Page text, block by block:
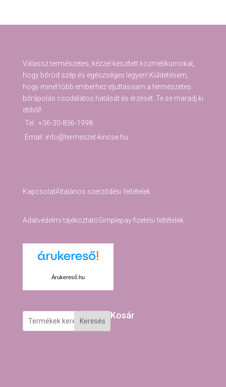
Válassz természetes, kézzel készített kozmetikumokat,
hogy bőröd szép és egészséges legyen! Küldetésem,
hogy minél több emberhez eljuttassam a természetes
bőrápolás csodálatos hatását és érzését. Te se maradj ki
ebből!
Tel.: +36-30-836-1998
Email: info@termeszet-kincse.hu
KapcsolatÁltalános szerződési feltételek
Adatvédelmi tájékoztatóSimplepay fizetési feltételek
Árukereső.hu
Keresés
Kosár